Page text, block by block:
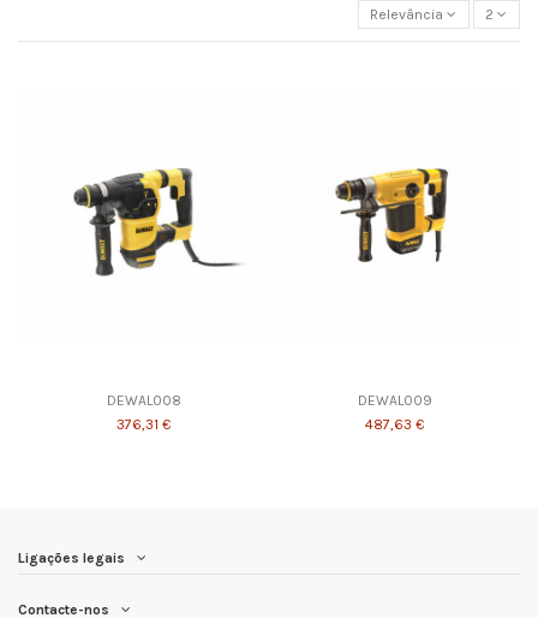
Relevância 2
DEWAL008
376,31 €
DEWAL009
487,63 €
Ligações legais
Contacte-nos